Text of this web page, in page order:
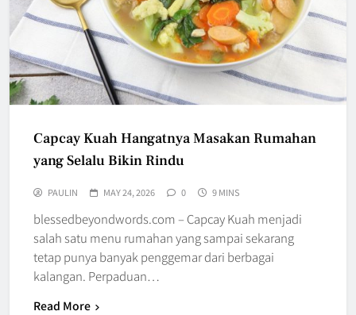
Capcay Kuah Hangatnya Masakan Rumahan
yang Selalu Bikin Rindu
PAULIN MAY 24, 2026 0 9 MINS
blessedbeyondwords.com – Capcay Kuah menjadi
salah satu menu rumahan yang sampai sekarang
tetap punya banyak penggemar dari berbagai
kalangan. Perpaduan…
Read More